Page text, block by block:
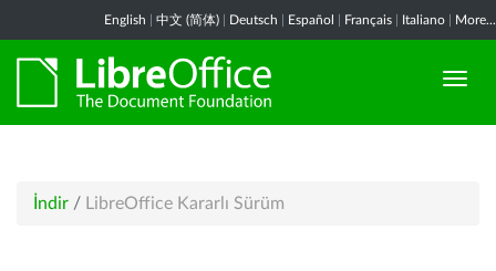
English 中文 (简体) Deutsch Español Français Italiano More...
İndir / LibreOffice Kararlı Sürüm